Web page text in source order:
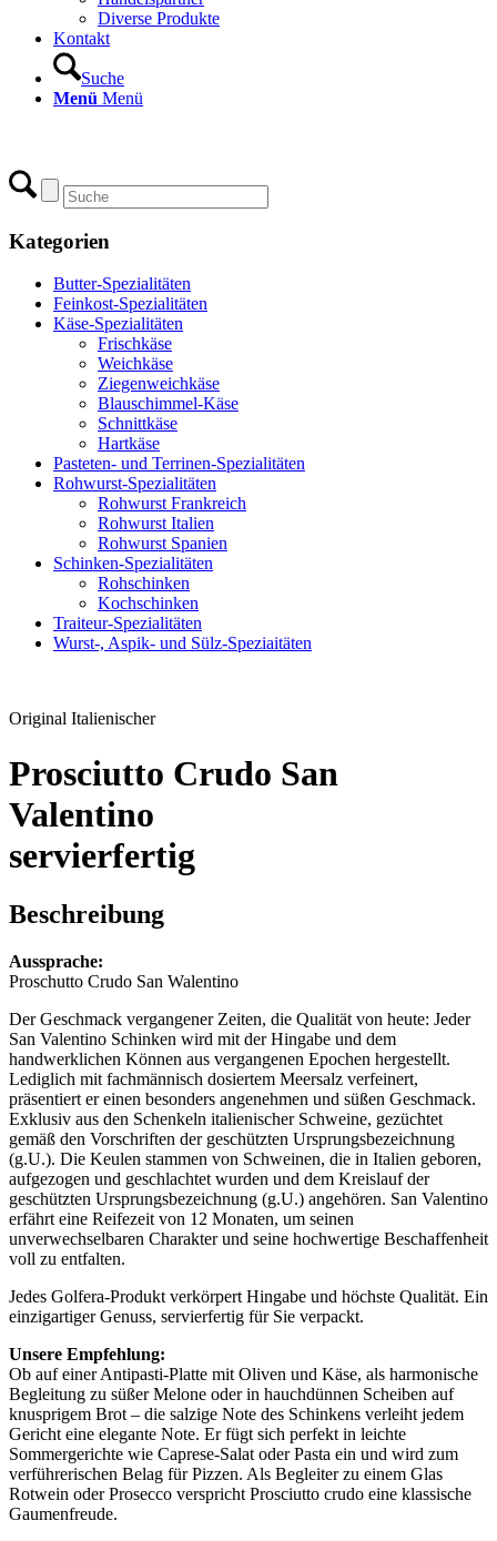
Diverse Produkte
Kontakt
Suche
Menü Menü
Kategorien
Butter-Spezialitäten
Feinkost-Spezialitäten
Käse-Spezialitäten
Frischkäse
Weichkäse
Ziegenweichkäse
Blauschimmel-Käse
Schnittkäse
Hartkäse
Pasteten- und Terrinen-Spezialitäten
Rohwurst-Spezialitäten
Rohwurst Frankreich
Rohwurst Italien
Rohwurst Spanien
Schinken-Spezialitäten
Rohschinken
Kochschinken
Traiteur-Spezialitäten
Wurst-, Aspik- und Sülz-Speziaitäten
Original Italienischer
Prosciutto Crudo San
Valentino
servierfertig
Beschreibung
Aussprache:
Proschutto Crudo San Walentino
Der Geschmack vergangener Zeiten, die Qualität von heute: Jeder
San Valentino Schinken wird mit der Hingabe und dem
handwerklichen Können aus vergangenen Epochen hergestellt.
Lediglich mit fachmännisch dosiertem Meersalz verfeinert,
präsentiert er einen besonders angenehmen und süßen Geschmack.
Exklusiv aus den Schenkeln italienischer Schweine, gezüchtet
gemäß den Vorschriften der geschützten Ursprungsbezeichnung
(g.U.). Die Keulen stammen von Schweinen, die in Italien geboren,
aufgezogen und geschlachtet wurden und dem Kreislauf der
geschützten Ursprungsbezeichnung (g.U.) angehören. San Valentino
erfährt eine Reifezeit von 12 Monaten, um seinen
unverwechselbaren Charakter und seine hochwertige Beschaffenheit
voll zu entfalten.
Jedes Golfera-Produkt verkörpert Hingabe und höchste Qualität. Ein
einzigartiger Genuss, servierfertig für Sie verpackt.
Unsere Empfehlung:
Ob auf einer Antipasti-Platte mit Oliven und Käse, als harmonische
Begleitung zu süßer Melone oder in hauchdünnen Scheiben auf
knusprigem Brot – die salzige Note des Schinkens verleiht jedem
Gericht eine elegante Note. Er fügt sich perfekt in leichte
Sommergerichte wie Caprese-Salat oder Pasta ein und wird zum
verführerischen Belag für Pizzen. Als Begleiter zu einem Glas
Rotwein oder Prosecco verspricht Prosciutto crudo eine klassische
Gaumenfreude.